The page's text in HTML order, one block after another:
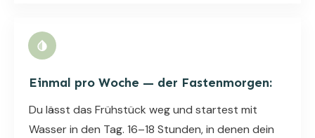
Einmal pro Woche — der Fastenmorgen:
Du lässt das Frühstück weg und startest mit
Wasser in den Tag. 16–18 Stunden, in denen dein